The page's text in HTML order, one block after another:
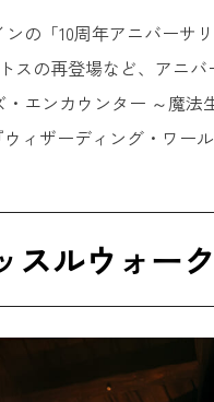
の「10周年アニバー
スの再登場など、アニ
エンカウンター ～魔
ィザーディング・ワ
スルウォーク